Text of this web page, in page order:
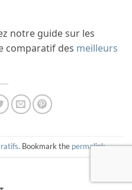
notre guide sur les
comparatif des meilleurs
. Bookmark the permalink.